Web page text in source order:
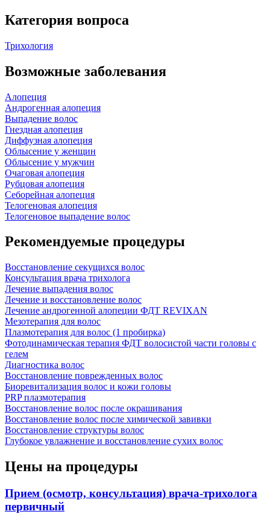
Категория вопроса
Трихология
Возможные заболевания
Алопеция
Андрогенная алопеция
Выпадение волос
Гнездная алопеция
Диффузная алопеция
Облысение у женщин
Облысение у мужчин
Очаговая алопеция
Рубцовая алопеция
Себорейная алопеция
Телогеновая алопеция
Телогеновое выпадение волос
Рекомендуемые процедуры
Восстановление секущихся волос
Консультация врача трихолога
Лечение выпадения волос
Лечение и восстановление волос
Лечение андрогенной алопеции ФДТ REVIXAN
Мезотерапия для волос
Плазмотерапия для волос (1 пробирка)
Фотодинамическая терапия ФДТ волосистой части головы с
гелем
Диагностика волос
Восстановление поврежденных волос
Биоревитализация волос и кожи головы
PRP плазмотерапия
Восстановление волос после окрашивания
Восстановление волос после химической завивки
Восстановление структуры волос
Глубокое увлажнение и восстановление сухих волос
Цены на процедуры
Прием (осмотр, консультация) врача-трихолога
первичный